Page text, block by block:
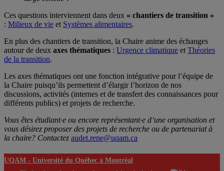
Ces questions interviennent dans deux « chantiers de transition »
: Milieux de vie et Systèmes alimentaires.
En plus des chantiers de transition, la Chaire anime des échanges
autour de deux axes thématiques : Urgence climatique et Théories
de la transition.
Les axes thématiques ont une fonction intégrative pour l’équipe de
la Chaire puisqu’ils permettent d’élargir l’horizon de nos
discussions, activités (internes et de transfert des connaissances pour
différents publics) et projets de recherche.
Vous êtes étudiant·e ou encore représentant·e d’une organisation et
vous désirez proposer des projets de recherche ou de partenariat à
la chaire? Contactez audet.rene@uqam.ca
UQAM - Université du Québec à Montréal